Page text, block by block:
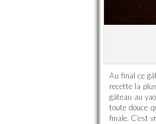
Au final ce
recette la
gâteau au
toute douce
finale. C’est